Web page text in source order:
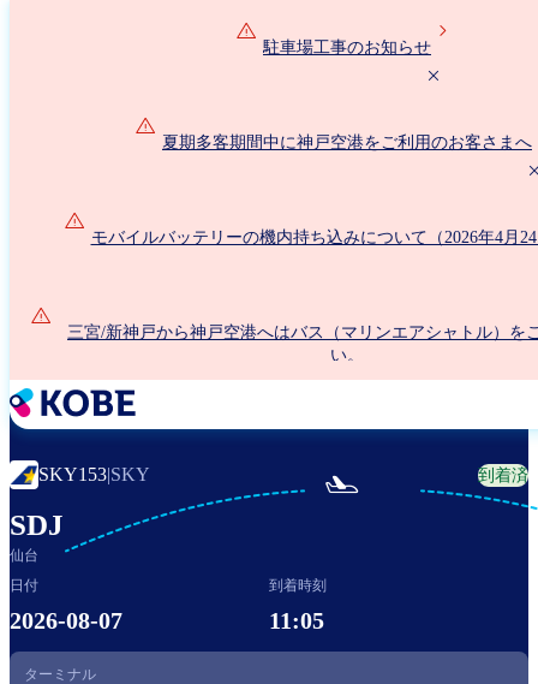
駐車場工事のお知らせ
夏期多客期間中に神戸空港をご利用のお客さまへ
モバイルバッテリーの機内持ち込みについて（2026年4月
三宮/新神戸から神戸空港へはバス（マリンエアシャトル）を
い。
SKY153|SKY 到着済
SDJ
仙台

日付
2026-08-07
到着時刻
11:05
ターミナル